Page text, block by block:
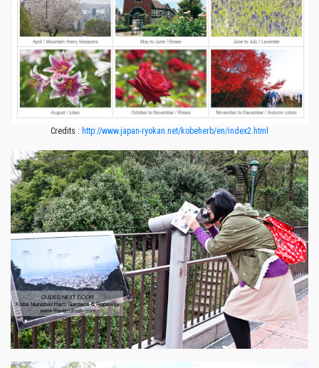
Credits : http://www.japan-ryokan.net/kobeherb/en/index2.html